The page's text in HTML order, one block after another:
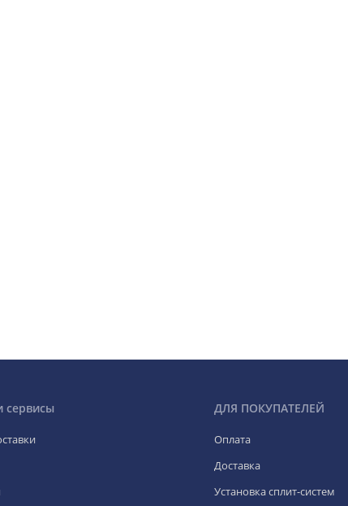
сервисы ДЛЯ ПОКУПАТЕЛЕЙ
Оплата
Доставка
Установка сплит-систем